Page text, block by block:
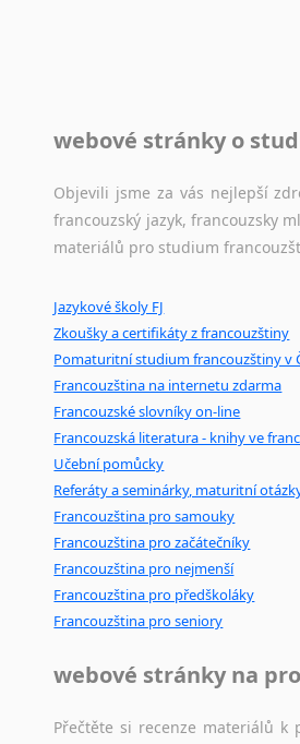
Faerština
Filipínské jazyky
Finština
Fulbština
Gruzínština
Hebrejština
Hindština
Chorvatština
Indonéština
Irština
Islandština
Japonština
Jidiš
Kašmírština
Katalánština
Kazaština
Kmérština
Jazykové korpusy
korpusů, jež umožňují třeba
původního zdroje textu.
Mix pomůcek, jež
poradny a pravidla pravopisu nebo
webové stránky o
Objevili jsme za vás nejlepší
francouzský jazyk, francouzsky
materiálů pro studium
Jazykové školy FJ
Zkoušky a certifikáty z francouzštiny
Pomaturitní studium francouzštiny v
Francouzština na internetu zdarma
Francouzské slovníky on-line
Francouzská literatura - knihy ve
Učební pomůcky
Referáty a seminárky, maturitní
Francouzština pro samouky
Francouzština pro začátečníky
Francouzština pro nejmenší
Francouzština pro předškoláky
Francouzština pro seniory
webové stránky na
Přečtěte si recenze materiálů k